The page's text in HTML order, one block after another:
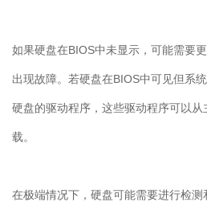
如果硬盘在BIOS中未显示，可能需要
出现故障。若硬盘在BIOS中可见但系
硬盘的驱动程序，这些驱动程序可以
载。
在极端情况下，硬盘可能需要进行检